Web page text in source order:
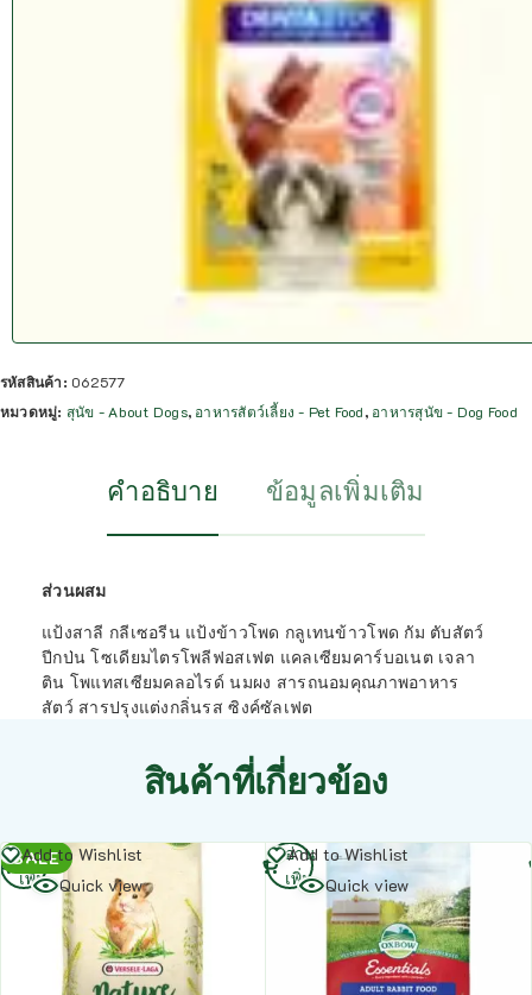
รหัสสินค้า: 062577
หมวดหมู่: สุนัข - About Dogs, อาหารสัตว์เลี้ยง - Pet Food, อาหารสุนัข - Dog Food
คำอธิบาย ข้อมูลเพิ่มเติม
ส่วนผสม
แป้งสาลี กลีเซอรีน แป้งข้าวโพด กลูเทนข้าวโพด กัม ตับสัตว์
ปีกป่น โซเดียมไตรโพลีฟอสเฟต แคลเซียมคาร์บอเนต เจลา
ติน โพแทสเซียมคลอไรด์ นมผง สารถนอมคุณภาพอาหาร
สัตว์ สารปรุงแต่งกลิ่นรส ซิงค์ซัลเฟต
สินค้าที่เกี่ยวข้อง
SALE
Add to Wishlist
Quick view
อ่าน
เพิ่ม
Add to Wishlist
Quick view
อ่าน
เพิ่ม